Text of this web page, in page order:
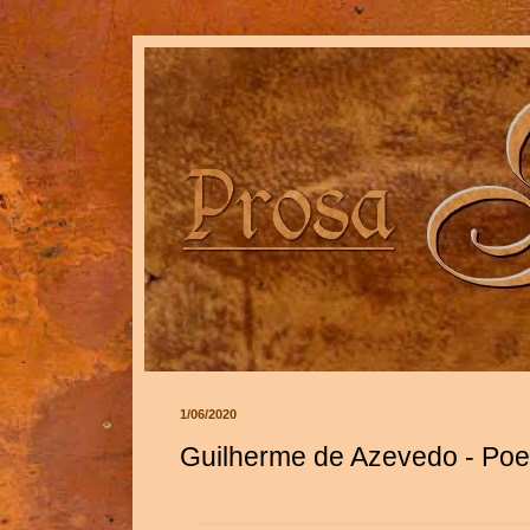
1/06/2020
Guilherme de Azevedo -